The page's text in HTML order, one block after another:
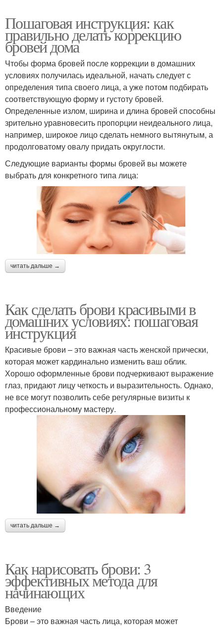
Пошаговая инструкция: как
правильно делать коррекцию
бровей дома
Чтобы форма бровей после коррекции в домашних
условиях получилась идеальной, начать следует с
определения типа своего лица, а уже потом подбирать
соответствующую форму и густоту бровей.
Определенные излом, ширина и длина бровей способны
зрительно уравновесить пропорции неидеального лица,
например, широкое лицо сделать немного вытянутым, а
продолговатому овалу придать округлости.
Следующие варианты формы бровей вы можете
выбрать для конкретного типа лица:
читать дальше →
Как сделать брови красивыми в
домашних условиях: пошаговая
инструкция
Красивые брови – это важная часть женской прически,
которая может кардинально изменить ваш облик.
Хорошо оформленные брови подчеркивают выражение
глаз, придают лицу четкость и выразительность. Однако,
не все могут позволить себе регулярные визиты к
профессиональному мастеру.
читать дальше →
Как нарисовать брови: 3
эффективных метода для
начинающих
Введение
Брови – это важная часть лица, которая может